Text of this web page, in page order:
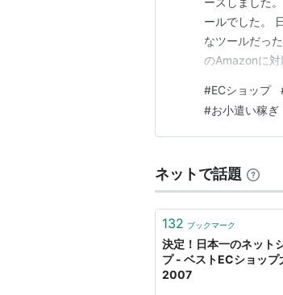
ールでした。
なツールだっ
のAmazonに対
能 ・19ヶ国の
エーションも…
#ECショップ
#お小遣い稼ぎ
ネットで話題
132 ブックマーク
決定！日本一のネット
プ - ベストECショップ
2007